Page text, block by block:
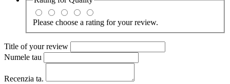
Please choose a rating for your review.
Title of your review
Numele tau
Recenzia ta.